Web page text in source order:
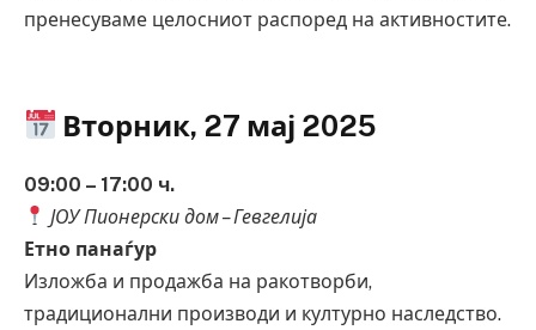
пренесуваме целосниот распоред на активностите.
Вторник, 27 мај 2025
09:00 – 17:00 ч.
ЈОУ Пионерски дом – Гевгелија
Етно панаѓур
Изложба и продажба на ракотворби,
традиционални производи и културно наследство.